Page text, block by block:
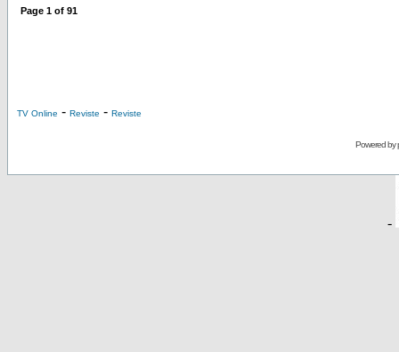
Page 1 of 91
TV Online - Reviste - Reviste
Powered by
-